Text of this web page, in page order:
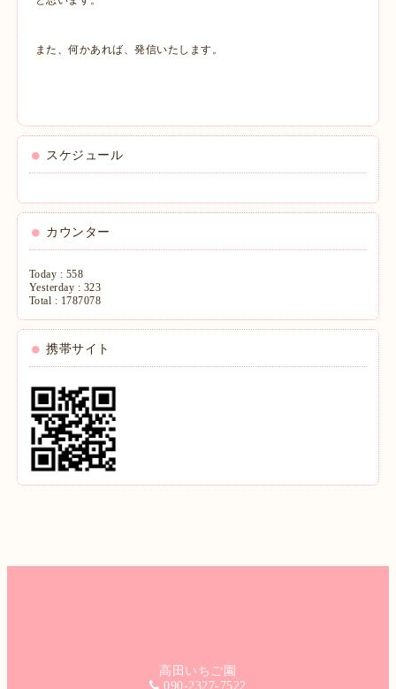
また、何かあれば、発信いたします。
スケジュール
カウンター
Today : 558
Yesterday : 323
Total : 1787078
携帯サイト
高田いちご園
090-2327-7522